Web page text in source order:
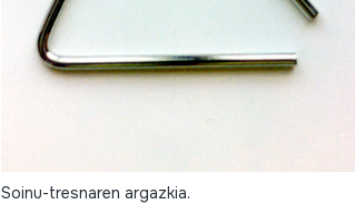
Soinu-tresnaren argazkia.